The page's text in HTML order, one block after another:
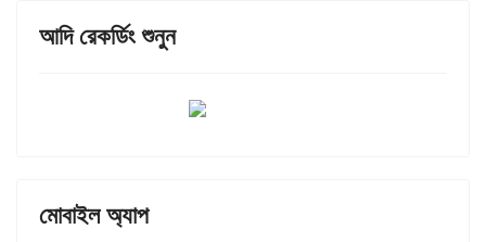
আদি রেকর্ডিং শুনুন
মোবাইল অ্যাপ